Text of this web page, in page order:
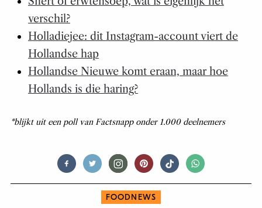
verschil?
Holladiejee: dit Instagram-account viert de
Hollandse hap
Hollandse Nieuwe komt eraan, maar hoe
Hollands is die haring?
*blijkt uit een poll van Factsnapp onder 1.000 deelnemers
FOODNEWS